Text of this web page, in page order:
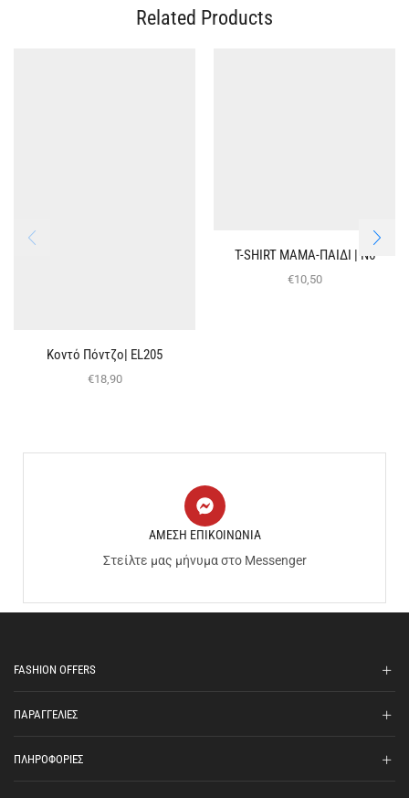
Related Products
Κοντό Πόντζο| EL205
€18,90
T-SHIRT ΜΑΜΑ-ΠΑΙΔΙ | Ν6
€10,50
ΑΜΕΣΗ ΕΠΙΚΟΙΝΩΝΙΑ
Στείλτε μας μήνυμα στο Messenger
FASHION OFFERS
ΠΑΡΑΓΓΕΛΙΕΣ
ΠΛΗΡΟΦΟΡΙΕΣ